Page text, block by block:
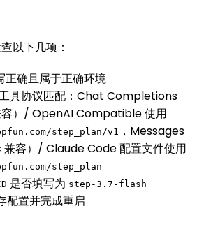
以下几项：
正确且属于正确环境
具协议匹配：Chat Completions
）/ OpenAI Compatible 使用
step_plan/v1 ，Messages
容）/ Claude Code 配置文件使用
step_plan
是否填写为 step-3.7-flash
配置并完成重启